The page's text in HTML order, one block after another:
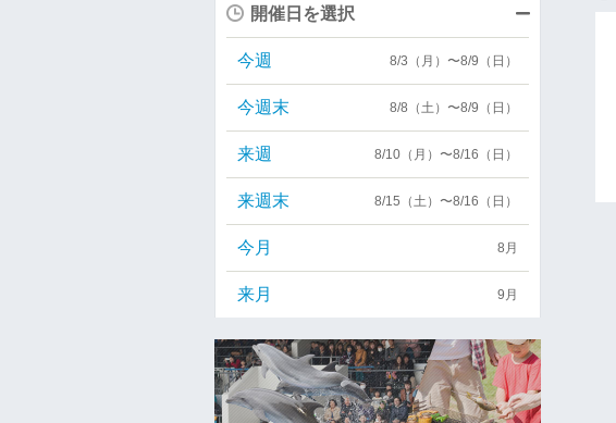
開催日を選択
今週 8/3（月）〜8/9（日）
今週末 8/8（土）〜8/9（日）
来週 8/10（月）〜8/16（日）
来週末 8/15（土）〜8/16（日）
今月 8月
来月 9月